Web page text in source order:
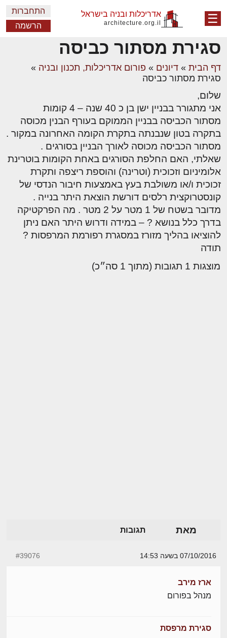
☰ אדריכלות ובניה בישראל
architecture.org.il
התחברות
הרשמה
סגירת מסתור כביסה
דף הבית » דיונים » פורום אדריכלות, תכנון ובניה »
סגירת מסתור כביסה
שלום,
אני מתגורר בבניין ישן בן כ 40 שנה – 4 קומות
מסתור הכביסה בבניין הממוקם בעורף הבנין מכוסה
בתקרה בטון שנבנתה בתקרת הקומה האחרונה במקור .
מסתור הכביסה מכוסה לאורך הבניין בסורגים .
שאלתי, האם החלפת הסורגים באחת הקומות בוטרינת
אלומיניום וזכוכית (וטרינה) והוספת ריצפה ותקרת
זכוכית ו/או משולבת בעץ באמצעות חיבור הנדסי של
קונסטרוקצית רלסים דורשת הוצאת היתר בנייה .
מדובר בשטח של 1 מטר על 2 מטר . מה הפרקטיקה
בדרך כלל בנושא ? – במידה ודרוש היתר האם ניתן
להוציאו בהליך מזורז במסגרת רפורמת המרפסות ?
תודה
מוצגות 1 תגובות (מתוך 1 סה״כ)
מאת תגובות
07/10/2016 בשעה 14:53 #39076
ארז מירב
מנהל בפורום
סגירת מרפסת